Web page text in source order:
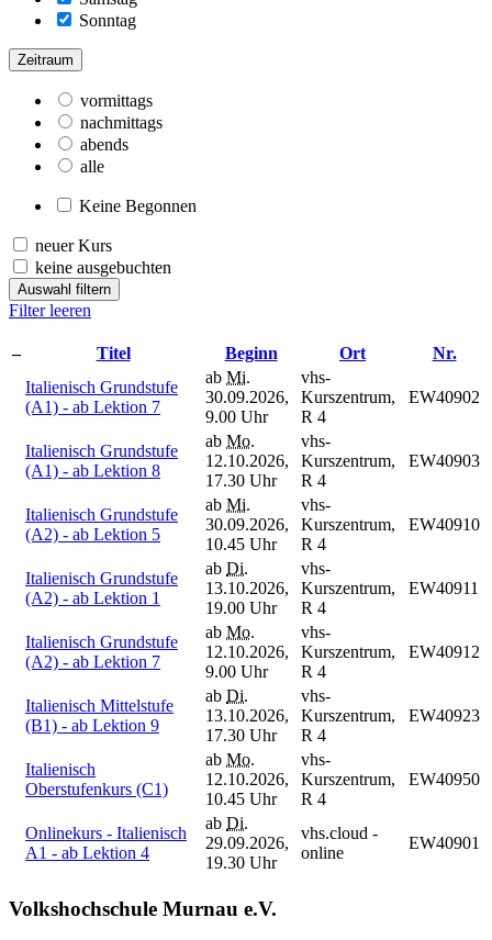
Sonntag
Zeitraum
vormittags
nachmittags
abends
alle
Keine Begonnen
neuer Kurs
keine ausgebuchten
Auswahl filtern
Filter leeren
– Titel Beginn Ort
Nr.
Italienisch Grundstufe
(A1) - ab Lektion 7
ab Mi.
30.09.2026,
9.00 Uhr
vhs-
Kurszentrum,
R 4
EW40902
Italienisch Grundstufe
(A1) - ab Lektion 8
ab Mo.
12.10.2026,
17.30 Uhr
vhs-
Kurszentrum,
R 4
EW40903
Italienisch Grundstufe
(A2) - ab Lektion 5
ab Mi.
30.09.2026,
10.45 Uhr
vhs-
Kurszentrum,
R 4
EW40910
Italienisch Grundstufe
(A2) - ab Lektion 1
ab Di.
13.10.2026,
19.00 Uhr
vhs-
Kurszentrum,
R 4
EW40911
Italienisch Grundstufe
(A2) - ab Lektion 7
ab Mo.
12.10.2026,
9.00 Uhr
vhs-
Kurszentrum,
R 4
EW40912
Italienisch Mittelstufe
(B1) - ab Lektion 9
ab Di.
13.10.2026,
17.30 Uhr
vhs-
Kurszentrum,
R 4
EW40923
Italienisch
Oberstufenkurs (C1)
ab Mo.
12.10.2026,
10.45 Uhr
vhs-
Kurszentrum,
R 4
EW40950
Onlinekurs - Italienisch
A1 - ab Lektion 4
ab Di.
29.09.2026,
19.30 Uhr
vhs.cloud -
online
EW40901
Volkshochschule Murnau e.V.